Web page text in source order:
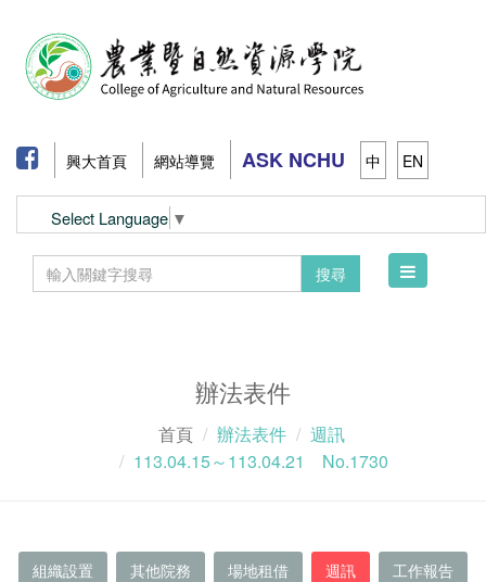
興大首頁 網站導覽 ASK NCHU 中 EN
Select Language ▼
搜尋
Toggle
辦法表件
首頁 辦法表件
週訊
113.04.15～113.04.21 No.1730
組織設置 其他院務 場地租借 週訊 工作報告